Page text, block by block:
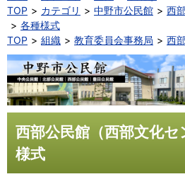
TOP
カテゴリ 中野市公民館
西
各種様式
TOP
組織 教育委員会事務局 西
西部公民館（西部文化
様式